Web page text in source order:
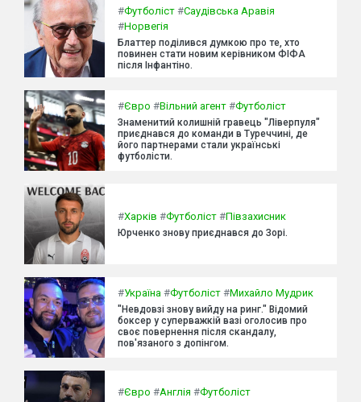
#Футболіст #Саудівська Аравія
#Норвегія
Блаттер поділився думкою про те, хто
повинен стати новим керівником ФІФА
після Інфантіно.
#Євро #Вільний агент #Футболіст
Знаменитий колишній гравець "Ліверпуля"
приєднався до команди в Туреччині, де
його партнерами стали українські
футболісти.
#Харків #Футболіст #Півзахисник
Юрченко знову приєднався до Зорі.
#Україна #Футболіст #Михайло Мудрик
"Невдовзі знову вийду на ринг." Відомий
боксер у суперважкій вазі оголосив про
своє повернення після скандалу,
пов'язаного з допінгом.
#Євро #Англія #Футболіст